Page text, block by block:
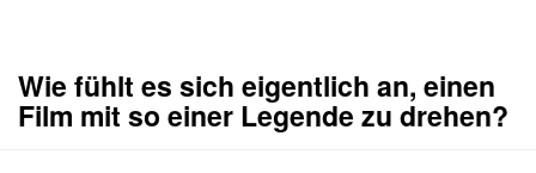
Wie fühlt es sich eigentlich an, einen
Film mit so einer Legende zu drehen?